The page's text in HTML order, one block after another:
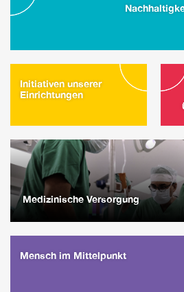
Initiativen unserer
Einrichtungen
Medizinische Versorgung
Mensch im Mittelpunkt